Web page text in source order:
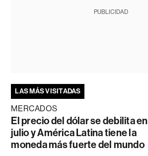
PUBLICIDAD
LAS MÁS VISITADAS
MERCADOS
El precio del dólar se debilita en
julio y América Latina tiene la
moneda más fuerte del mundo